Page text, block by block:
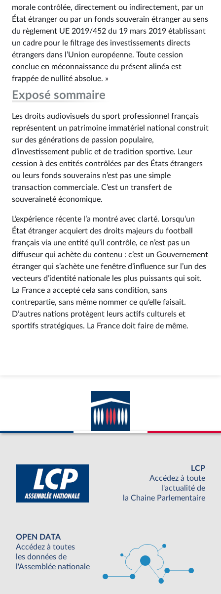
morale contrôlée, directement ou indirectement, par un
État étranger ou par un fonds souverain étranger au sens
du règlement UE 2019/452 du 19 mars 2019 établissant
un cadre pour le filtrage des investissements directs
étrangers dans l’Union européenne. Toute cession
conclue en méconnaissance du présent alinéa est
frappée de nullité absolue. »
Exposé sommaire
Les droits audiovisuels du sport professionnel français
représentent un patrimoine immatériel national construit
sur des générations de passion populaire,
d’investissement public et de tradition sportive. Leur
cession à des entités contrôlées par des États étrangers
ou leurs fonds souverains n’est pas une simple
transaction commerciale. C’est un transfert de
souveraineté économique.
L’expérience récente l’a montré avec clarté. Lorsqu’un
État étranger acquiert des droits majeurs du football
français via une entité qu’il contrôle, ce n’est pas un
diffuseur qui achète du contenu : c’est un Gouvernement
étranger qui s’achète une fenêtre d’influence sur l’un des
vecteurs d’identité nationale les plus puissants qui soit.
La France a accepté cela sans condition, sans
contrepartie, sans même nommer ce qu’elle faisait.
D’autres nations protègent leurs actifs culturels et
sportifs stratégiques. La France doit faire de même.
LCP
Accédez à toute
l'actualité de
la Chaine Parlementaire
OPEN DATA
Accédez à toutes
les données de
l'Assemblée nationale